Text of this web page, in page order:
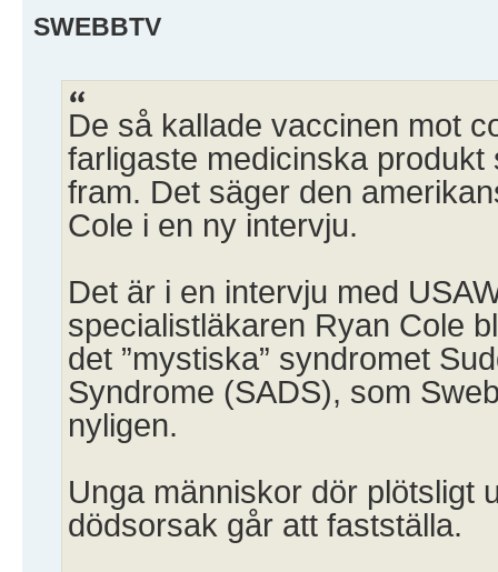
SWEBBTV
De så kallade vaccinen mot
farligaste medicinska produkt
fram. Det säger den
Cole i en ny intervju.
Det är i en intervju med
specialistläkaren Ryan Cole
det ”mystiska” syndromet
Syndrome (SADS), som
nyligen.
Unga människor dör plötsligt
dödsorsak går att fastställa.